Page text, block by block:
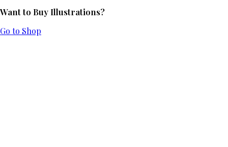
Want to Buy Illustrations?
Go to Shop